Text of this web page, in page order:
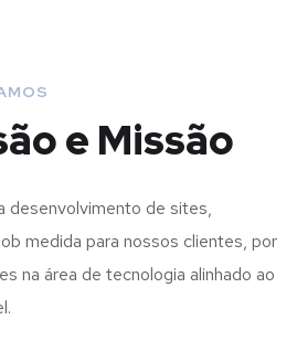
e Missão
desenvolvimento de sites,
medida para nossos clientes, por
na área de tecnologia alinhado ao